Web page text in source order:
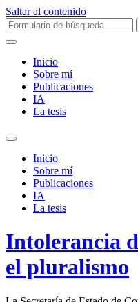
Saltar al contenido
Buscar:
Inicio
Sobre mí­
Publicaciones
IA
La tesis
Alternar
campo
búsqueda
Inicio
Sobre mí­
Publicaciones
IA
La tesis
Intolerancia
el pluralismo